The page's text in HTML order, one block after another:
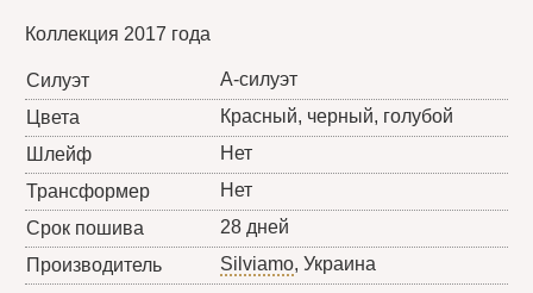
Коллекция 2017 года
Силуэт
А-силуэт
Цвета
Красный, черный, голубой
Шлейф
Нет
Трансформер
Нет
Срок пошива
28 дней
Производитель
Silviamo, Украина